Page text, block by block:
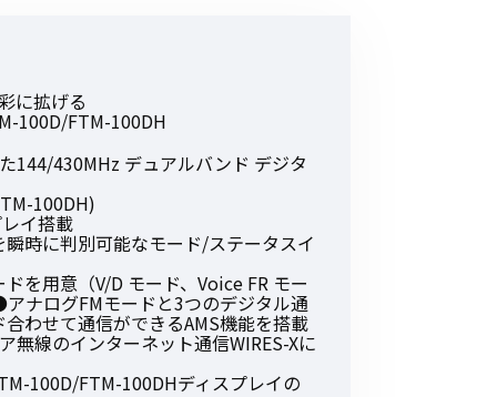
化電源
その他の商品
業界使用例から探す
に拡げる
100D/FTM-100DH
144/430MHz デュアルバンド デジタ
100DH)
イ搭載
時に判別可能なモード/ステータスイ
を用意（V/D モード、Voice FR モー
ナログFMモードと3つのデジタル通
わせて通信ができるAMS機能を搭載
線のインターネット通信WIRES-Xに
100D/FTM-100DHディスプレイの